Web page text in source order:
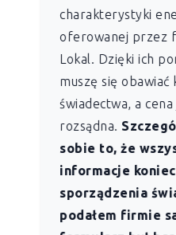
charakterystyki
oferowanej przez
Lokal. Dzięki ich
muszę się obawiać
świadectwa, a
rozsądna.
sobie to, że
informacje
sporządzenia
podałem firmie